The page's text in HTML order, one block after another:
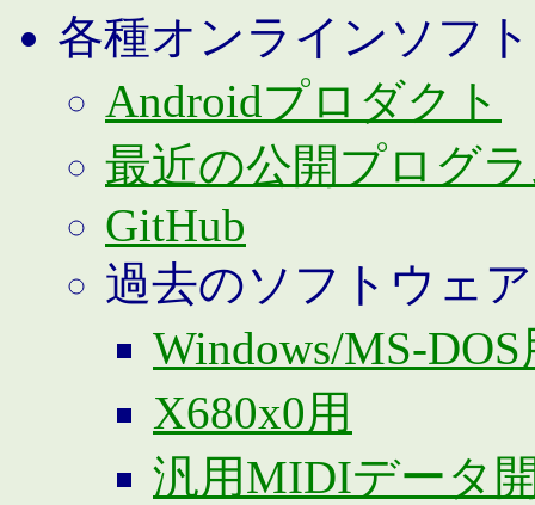
各種オンラインソフ
Androidプロダクト
最近の公開プログ
GitHub
過去のソフトウェア
Windows/MS-DOS
X680x0用
汎用MIDIデータ